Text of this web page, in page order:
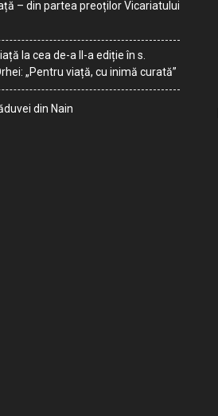
– din partea preoților Vicariatului
la cea de-a II-a ediție în s.
„Pentru viață, cu inimă curată”
din Nain